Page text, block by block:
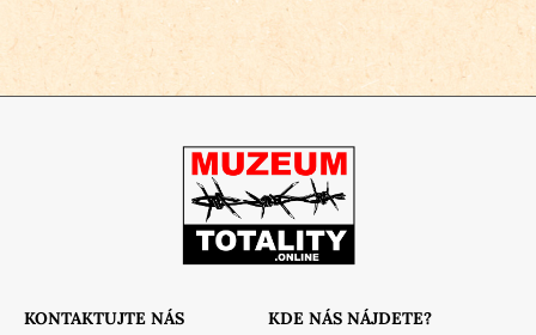
KONTAKTUJTE NÁS KDE NÁS NÁJDETE?